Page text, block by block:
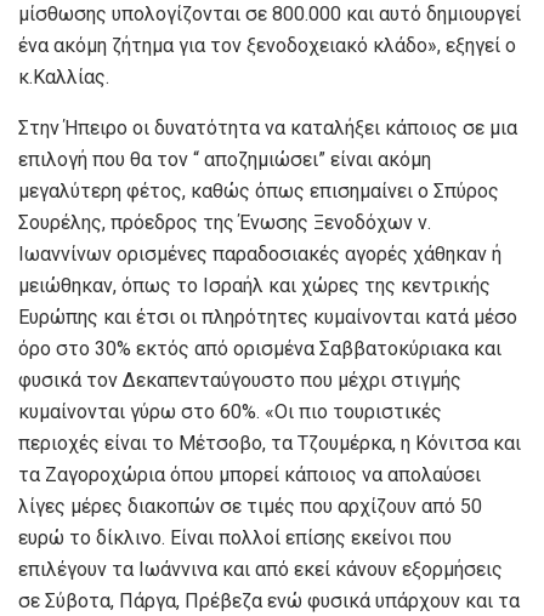
μίσθωσης υπολογίζονται σε 800.000 και αυτό δημιουργεί
ένα ακόμη ζήτημα για τον ξενοδοχειακό κλάδο», εξηγεί ο
κ.Καλλίας.
Στην Ήπειρο οι δυνατότητα να καταλήξει κάποιος σε μια
επιλογή που θα τον “ αποζημιώσει” είναι ακόμη
μεγαλύτερη φέτος, καθώς όπως επισημαίνει ο Σπύρος
Σουρέλης, πρόεδρος της Ένωσης Ξενοδόχων ν.
Ιωαννίνων ορισμένες παραδοσιακές αγορές χάθηκαν ή
μειώθηκαν, όπως το Ισραήλ και χώρες της κεντρικής
Ευρώπης και έτσι οι πληρότητες κυμαίνονται κατά μέσο
όρο στο 30% εκτός από ορισμένα Σαββατοκύριακα και
φυσικά τον Δεκαπενταύγουστο που μέχρι στιγμής
κυμαίνονται γύρω στο 60%. «Οι πιο τουριστικές
περιοχές είναι το Μέτσοβο, τα Τζουμέρκα, η Κόνιτσα και
τα Ζαγοροχώρια όπου μπορεί κάποιος να απολαύσει
λίγες μέρες διακοπών σε τιμές που αρχίζουν από 50
ευρώ το δίκλινο. Είναι πολλοί επίσης εκείνοι που
επιλέγουν τα Ιωάννινα και από εκεί κάνουν εξορμήσεις
σε Σύβοτα, Πάργα, Πρέβεζα ενώ φυσικά υπάρχουν και τα